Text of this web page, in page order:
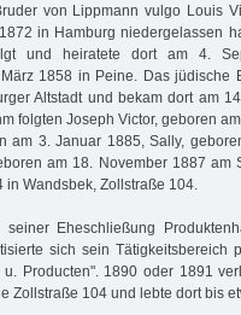
von Lippmann vulgo Louis
in Hamburg niedergelassen
und heiratete dort am 4.
1858 in Peine. Das jüdische
Altstadt und bekam dort am
folgten Joseph Victor, geboren
am 3. Januar 1885, Sally,
am 18. November 1887 am
Wandsbek, Zollstraße 104.
Eheschließung
sich sein Tätigkeitsbereich
Producten". 1890 oder 1891
Zollstraße 104 und lebte dort bis